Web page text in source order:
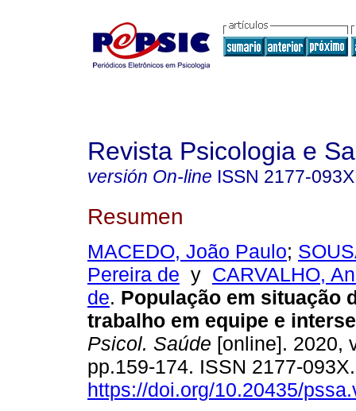
Revista Psicologia e
versión On-line ISSN 2177-093X
Resumen
MACEDO, João Paulo;
Pereira de y CARVALHO,
de. População em situação
trabalho em equipe e
Psicol. Saúde [online]. 2020,
pp.159-174. ISSN 2177-
https://doi.org/10.20435/